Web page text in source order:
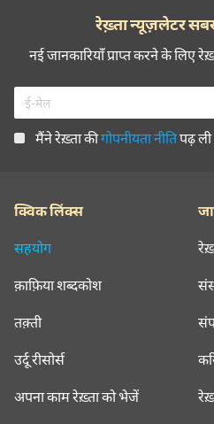
रेख़्ता न्यूज़लेटर
नई जानकारियाँ प्राप्त करने के लिए
मैंने रेख़्ता कीगोपनीयता नीतिपढ़
क्विक लिंक्स
सहयोग
क़ाफ़िया शब्दकोश
तक़्ती
उर्दू रीसोर्स
अपना काम रेख़्ता को भेजें